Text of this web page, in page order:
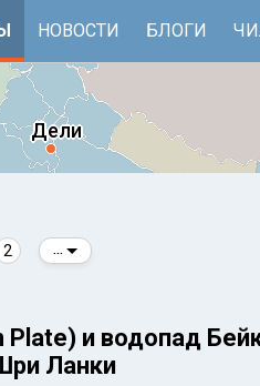
НОВОСТИ БЛОГИ
2
и водопад
Ланки